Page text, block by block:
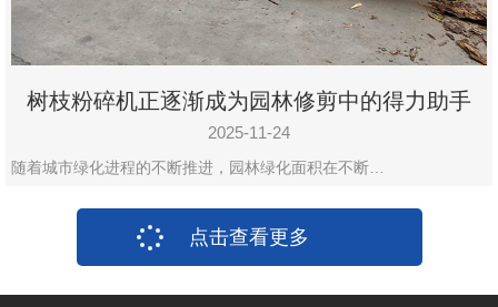
树枝粉碎机正逐渐成为园林修剪中的得力助手
2025-11-24
随着城市绿化进程的不断推进，园林绿化面积在不断…
点击查看更多